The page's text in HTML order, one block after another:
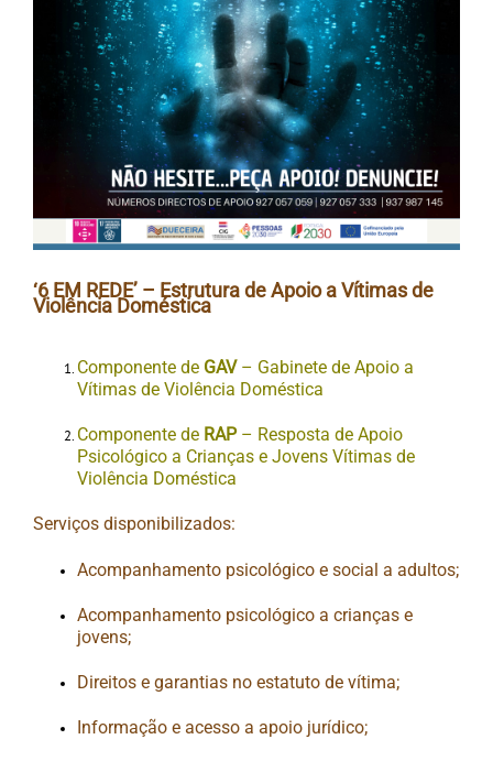
‘6 EM REDE’ – Estrutura de Apoio a Vítimas de
Violência Doméstica
Componente de GAV– Gabinete de Apoio a
Vítimas de Violência Doméstica
Componente de RAP– Resposta de Apoio
Psicológico a Crianças e Jovens Vítimas de
Violência Doméstica
Serviços disponibilizados:
Acompanhamento psicológico e social a adultos;
Acompanhamento psicológico a crianças e
jovens;
Direitos e garantias no estatuto de vítima;
Informação e acesso a apoio jurídico;